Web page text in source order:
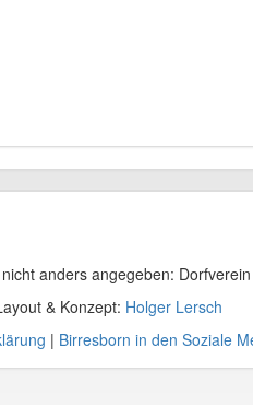
anders angegeben:
& Konzept: Holger Lersch
| Birresborn in den Soziale